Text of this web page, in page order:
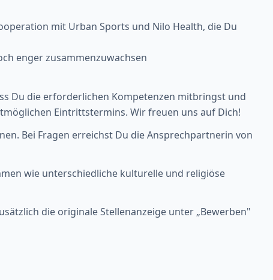
mit Urban Sports und Nilo Health, die Du
enger zusammenzuwachsen
Du die erforderlichen Kompetenzen mitbringst und
Eintrittstermins. Wir freuen uns auf Dich!
Bei Fragen erreichst Du die Ansprechpartnerin von
wie unterschiedliche kulturelle und religiöse
die originale Stellenanzeige unter „Bewerben"